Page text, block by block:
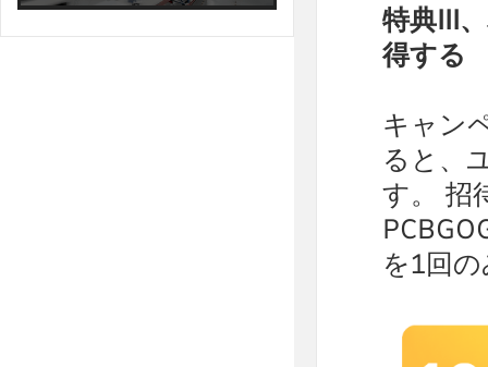
18
19 20 21 22 23
24
特典III
得する
キャン
ると、
す。 招
を1回